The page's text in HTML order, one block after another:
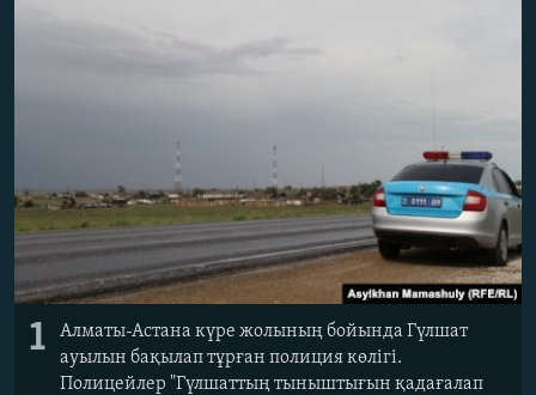
1
Алматы-Астана күре жолының бойында Гүлшат
ауылын бақылап тұрған полиция көлігі.
Полицейлер "Гүлшаттың тыныштығын қадағалап